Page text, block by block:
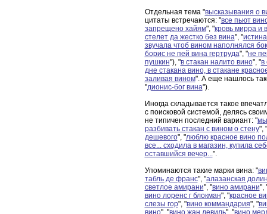
Отдельная тема "высказывания о
цитаты встречаются: "все пьют
запрещено хайям", "кровь мирра и
стелет да жестко без вина", "
звучала чтоб вином наполнялся
борис не пей вина гертруда", "не
пушкин"), "в стакан налито вино", "в
дне стакана вино, в стакане
заливая вином". А еще нашлось
"дионис-бог вина").
Иногда складывается такое
с поисковой системой, делясь
не типичен последний вариант: "мы
разбивать стакан с вином о стену", "
дешевого", "люблю красное вино
все... сходила в магазин, купила
оставшийся вечер...".
Упоминаются такие марки вина: "
табль де франс", "алазанская
светлое амирани", "вино амирани",
вино лоренс г блокман", "красное
слезы гор", "вино коммандария", "
вино", "вино жан девиль", "вино